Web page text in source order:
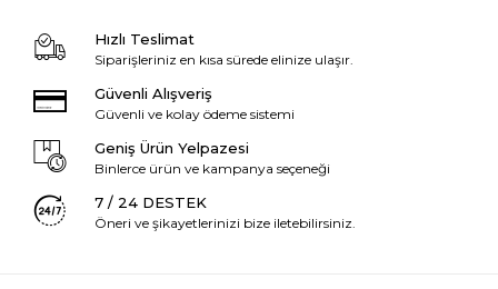
Hızlı Teslimat
Siparişleriniz en kısa sürede elinize ulaşır.
Güvenli Alışveriş
Güvenli ve kolay ödeme sistemi
Geniş Ürün Yelpazesi
Binlerce ürün ve kampanya seçeneği
7 / 24 DESTEK
Öneri ve şikayetlerinizi bize iletebilirsiniz.